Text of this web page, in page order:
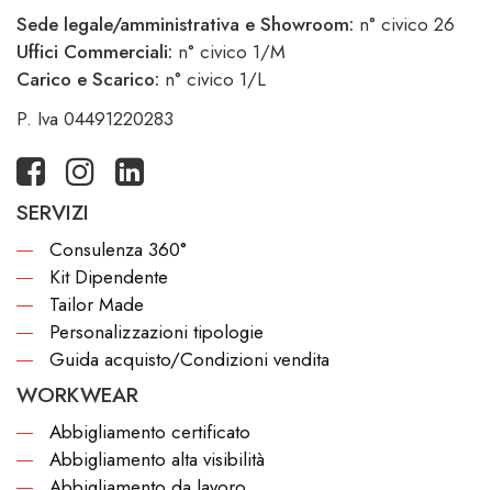
Sede legale/amministrativa e Showroom: n° civico 26
Uffici Commerciali: n° civico 1/M
Carico e Scarico: n° civico 1/L
P. Iva 04491220283
SERVIZI
Consulenza 360°
Kit Dipendente
Tailor Made
Personalizzazioni tipologie
Guida acquisto/Condizioni vendita
WORKWEAR
Abbigliamento certificato
Abbigliamento alta visibilità